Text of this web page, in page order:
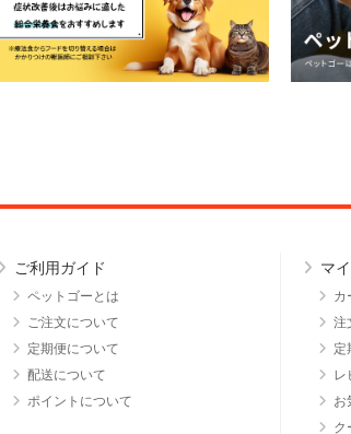
ご利用ガイド
ペットゴーとは
ご注文について
定期便について
配送について
ポイントについて
マ
カ
注
定
レ
お
ク